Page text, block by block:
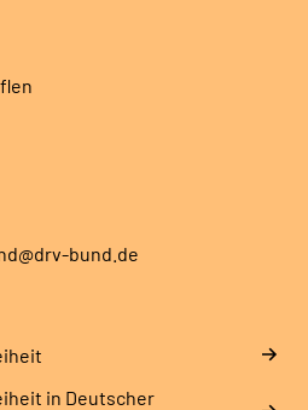
bund.de
in Deutscher